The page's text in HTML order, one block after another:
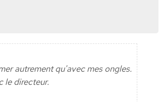
autrement qu'avec mes ongles.
le directeur.